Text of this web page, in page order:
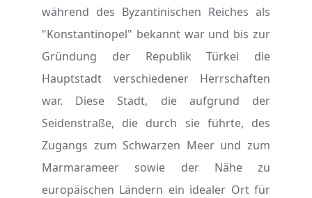
während des Byzantinischen Reiches als
"Konstantinopel" bekannt war und bis zur
Gründung der Republik Türkei die
Hauptstadt verschiedener Herrschaften
war. Diese Stadt, die aufgrund der
Seidenstraße, die durch sie führte, des
Zugangs zum Schwarzen Meer und zum
Marmarameer sowie der Nähe zu
europäischen Ländern ein idealer Ort für